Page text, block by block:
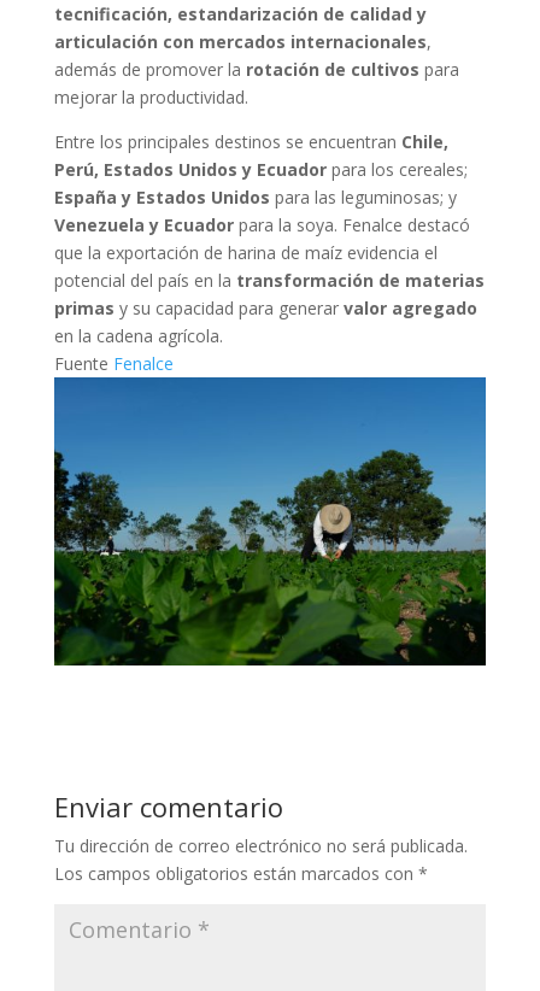
tecnificación, estandarización de calidad y
articulación con mercados internacionales,
además de promover la rotación de cultivos para
mejorar la productividad.
Entre los principales destinos se encuentran Chile,
Perú, Estados Unidos y Ecuadorpara los cereales;
España y Estados Unidos para las leguminosas; y
Venezuela y Ecuadorpara la soya. Fenalce destacó
que la exportación de harina de maíz evidencia el
potencial del país en la transformación de materias
primas y su capacidad para generar valor agregado
en la cadena agrícola.
Fuente Fenalce
Enviar comentario
Tu dirección de correo electrónico no será publicada.
Los campos obligatorios están marcados con *